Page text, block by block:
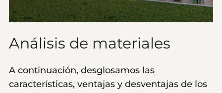
Análisis de materiales
A continuación, desglosamos las
características, ventajas y desventajas de los